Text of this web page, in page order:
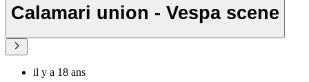
Calamari union - Vespa scene
il y a 18 ans